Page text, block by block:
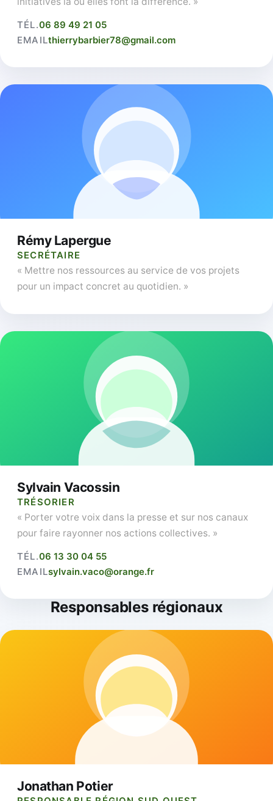
TÉL.06 89 49 21 05
EMAILthierrybarbier78@gmail.com
Rémy Lapergue
SECRÉTAIRE
« Mettre nos ressources au service de vos projets
pour un impact concret au quotidien. »
Sylvain Vacossin
TRÉSORIER
« Porter votre voix dans la presse et sur nos canaux
pour faire rayonner nos actions collectives. »
TÉL.06 13 30 04 55
EMAILsylvain.vaco@orange.fr
Responsables régionaux
Jonathan Potier